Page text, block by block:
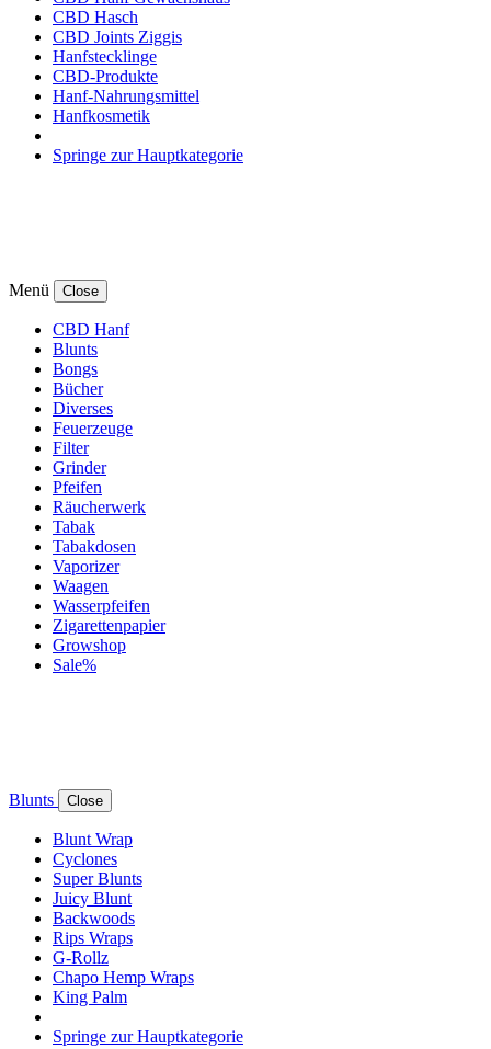
CBD Hasch
CBD Joints Ziggis
Hanfstecklinge
CBD-Produkte
Hanf-Nahrungsmittel
Hanfkosmetik
Springe zur Hauptkategorie
Menü Close
CBD Hanf
Blunts
Bongs
Bücher
Diverses
Feuerzeuge
Filter
Grinder
Pfeifen
Räucherwerk
Tabak
Tabakdosen
Vaporizer
Waagen
Wasserpfeifen
Zigarettenpapier
Growshop
Sale%
Blunts Close
Blunt Wrap
Cyclones
Super Blunts
Juicy Blunt
Backwoods
Rips Wraps
G-Rollz
Chapo Hemp Wraps
King Palm
Springe zur Hauptkategorie